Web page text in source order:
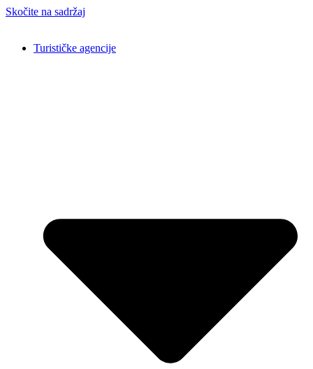
Skočite na sadržaj
Turističke agencije